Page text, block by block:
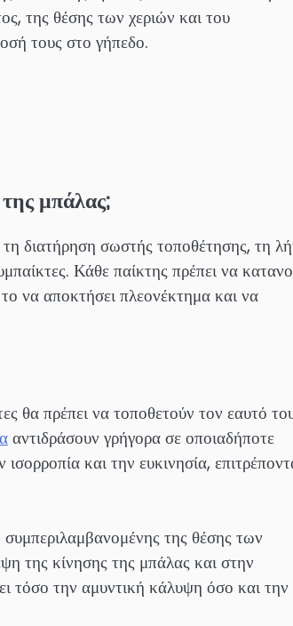
της θέσης των χεριών και του
τους στο γήπεδο.
μπάλας;
διατήρηση σωστής τοποθέτησης, τη
Κάθε παίκτης πρέπει να
να αποκτήσει πλεονέκτημα και να
θα πρέπει να τοποθετούν τον εαυτό
αντιδράσουν γρήγορα σε οποιαδήποτε
και την ευκινησία,
συμπεριλαμβανομένης της θέσης των
της κίνησης της μπάλας και στην
τόσο την αμυντική κάλυψη όσο και την